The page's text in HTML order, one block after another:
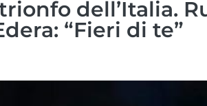
dell’Italia.
“Fieri di te”